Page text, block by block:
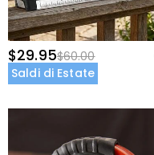
$29.95$60.00
Saldi di Estate